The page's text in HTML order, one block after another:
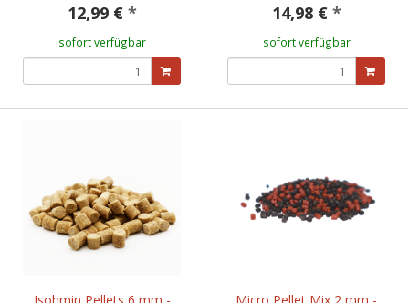
12,99 € *
sofort verfügbar
14,98 € *
sofort verfügbar